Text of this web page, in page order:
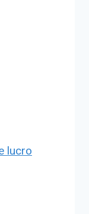
lucro